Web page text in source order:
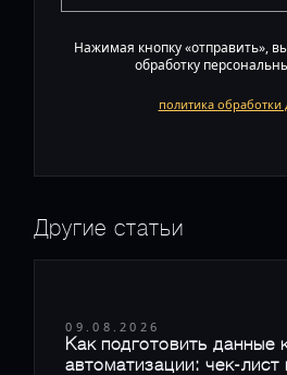
Нажимая кнопку «отправить»,
обработку
политика обработки
Другие статьи
09.08.2026
Как подготовить данные
автоматизации: чек-лист